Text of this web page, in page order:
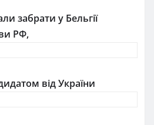
забрати у Бельгії
РФ,
від України